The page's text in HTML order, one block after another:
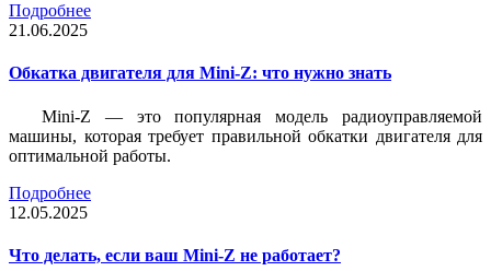
Подробнее
21.06.2025
Обкатка двигателя для Mini-Z: что нужно знать
Mini-Z — это популярная модель радиоуправляемой
машины, которая требует правильной обкатки двигателя для
оптимальной работы.
Подробнее
12.05.2025
Что делать, если ваш Mini-Z не работает?